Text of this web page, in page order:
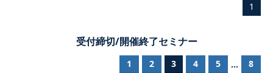
1
受付締切/開催終了セミナー
1 2 3 4 5 ... 8